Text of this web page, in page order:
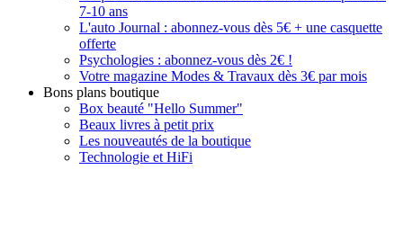
7-10 ans
L'auto Journal : abonnez-vous dès 5€ + une casquette
offerte
Psychologies : abonnez-vous dès 2€ !
Votre magazine Modes & Travaux dès 3€ par mois
Bons plans boutique
Box beauté "Hello Summer"
Beaux livres à petit prix
Les nouveautés de la boutique
Technologie et HiFi